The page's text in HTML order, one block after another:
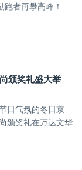
者再攀高峰！
颁奖礼盛大举
日气氛的冬日京
颁奖礼在万达文华